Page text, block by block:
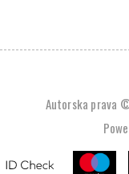
Autorska prava